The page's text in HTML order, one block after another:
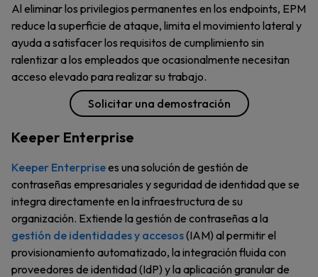
Al eliminar los privilegios permanentes en los endpoints, EPM
reduce la superficie de ataque, limita el movimiento lateral y
ayuda a satisfacer los requisitos de cumplimiento sin
ralentizar a los empleados que ocasionalmente necesitan
acceso elevado para realizar su trabajo.
Solicitar una demostración
Keeper Enterprise
Keeper Enterprisees una solución de gestión de
contraseñas empresariales y seguridad de identidad que se
integra directamente en la infraestructura de su
organización. Extiende la gestión de contraseñas a la
gestión de identidades y accesos(IAM) al permitir el
provisionamiento automatizado, la integración fluida con
proveedores de identidad (IdP) y la aplicación granular de